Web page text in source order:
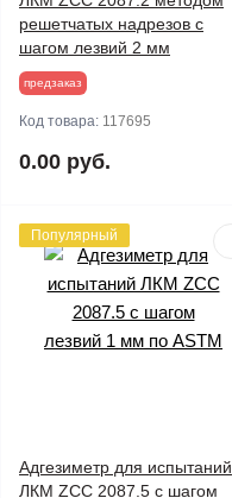
решетчатых надрезов с
шагом лезвий 2 мм
предзаказ
Код товара: 117695
0.00 руб.
Популярный
Адгезиметр для испытаний
ЛКМ ZCC 2087.5 с шагом